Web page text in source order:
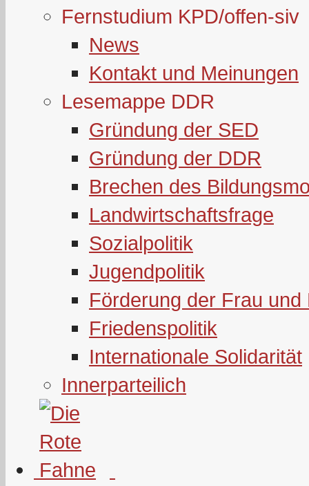
Fernstudium KPD/offen-siv
News
Kontakt und Meinungen
Lesemappe DDR
Gründung der SED
Gründung der DDR
Brechen des
Landwirtschaftsfrage
Sozialpolitik
Jugendpolitik
Förderung der Frau und
Friedenspolitik
Internationale Solidarität
Innerparteilich